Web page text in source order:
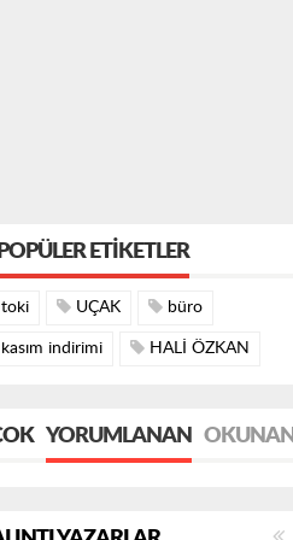
ETIKETLER
UÇAK büro
indirimi HALİ ÖZKAN
YORUMLANAN OKUNAN